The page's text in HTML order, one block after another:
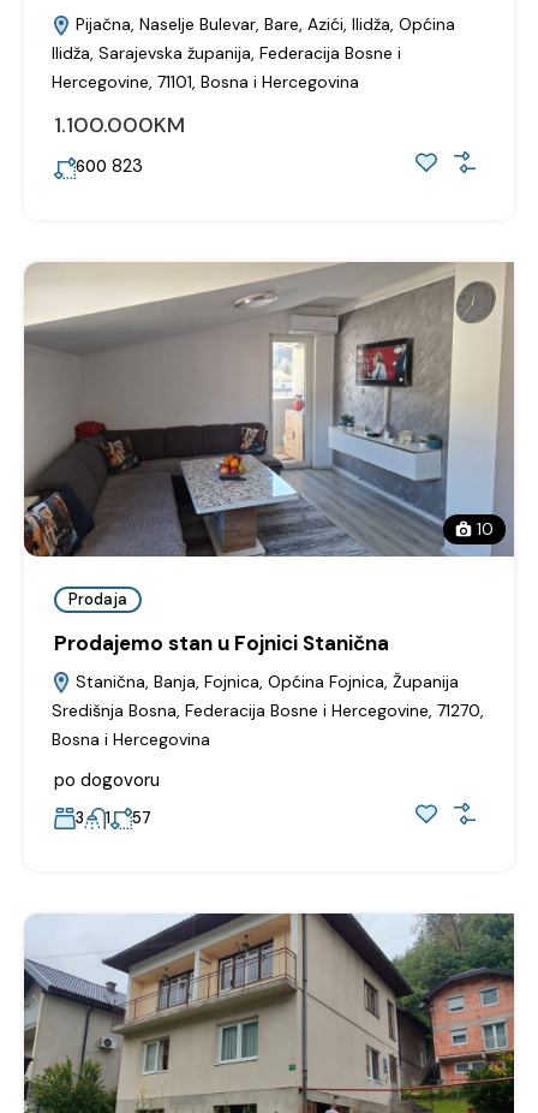
Pijačna, Naselje Bulevar, Bare, Azići, Ilidža, Općina
Ilidža, Sarajevska županija, Federacija Bosne i
Hercegovine, 71101, Bosna i Hercegovina
1.100.000KM
600 823
10
Prodaja
Prodajemo stan u Fojnici Stanična
Stanična, Banja, Fojnica, Općina Fojnica, Županija
Središnja Bosna, Federacija Bosne i Hercegovine, 71270,
Bosna i Hercegovina
po dogovoru
3 1 57